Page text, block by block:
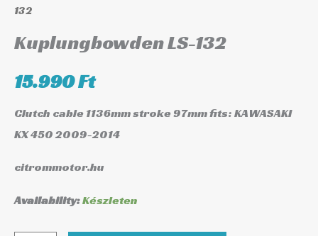
132
Kuplungbowden LS-132
15.990Ft
Clutch cable 1136mm stroke 97mm fits: KAWASAKI
KX 450 2009-2014
citrommotor.hu
Availability:Készleten